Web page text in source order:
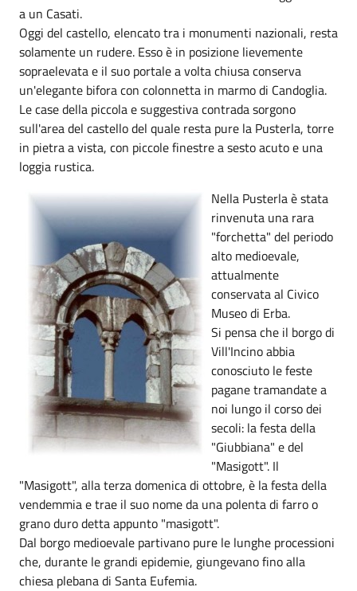
a un Casati.
Oggi del castello, elencato tra i monumenti nazionali, resta
solamente un rudere. Esso è in posizione lievemente
sopraelevata e il suo portale a volta chiusa conserva
un'elegante bifora con colonnetta in marmo di Candoglia.
Le case della piccola e suggestiva contrada sorgono
sull'area del castello del quale resta pure la Pusterla, torre
in pietra a vista, con piccole finestre a sesto acuto e una
loggia rustica.
Nella Pusterla è stata
rinvenuta una rara
"forchetta" del periodo
alto medioevale,
attualmente
conservata al Civico
Museo di Erba.
Si pensa che il borgo di
Vill'Incino abbia
conosciuto le feste
pagane tramandate a
noi lungo il corso dei
secoli: la festa della
"Giubbiana" e del
"Masigott". Il
"Masigott", alla terza domenica di ottobre, è la festa della
vendemmia e trae il suo nome da una polenta di farro o
grano duro detta appunto "masigott".
Dal borgo medioevale partivano pure le lunghe processioni
che, durante le grandi epidemie, giungevano fino alla
chiesa plebana di Santa Eufemia.